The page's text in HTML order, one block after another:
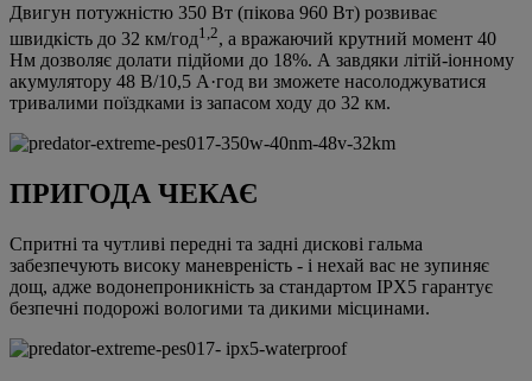
Двигун потужністю 350 Вт (пікова 960 Вт) розвиває
швидкість до 32 км/год1,2, а вражаючий крутний момент 40
Нм дозволяє долати підйоми до 18%. А завдяки літій-іонному
акумулятору 48 В/10,5 А·год ви зможете насолоджуватися
тривалими поїздками із запасом ходу до 32 км.
ПРИГОДА ЧЕКАЄ
Спритні та чутливі передні та задні дискові гальма
забезпечують високу маневреність - і нехай вас не зупиняє
дощ, адже водонепроникність за стандартом IPX5 гарантує
безпечні подорожі вологими та дикими місцинами.